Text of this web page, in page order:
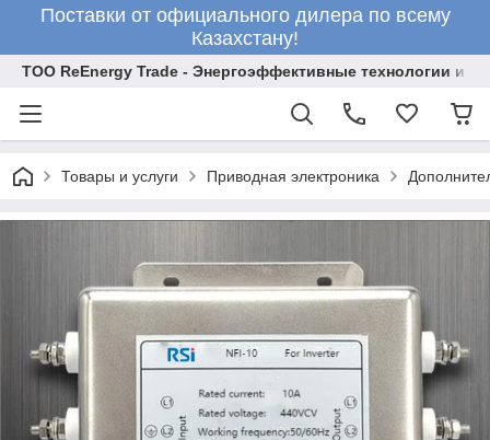
Поставки от официального дилера по всему
Казахстану!
ТОО ReEnergy Trade - Энергоэффективные технологии и
Товары и услуги Приводная электроника